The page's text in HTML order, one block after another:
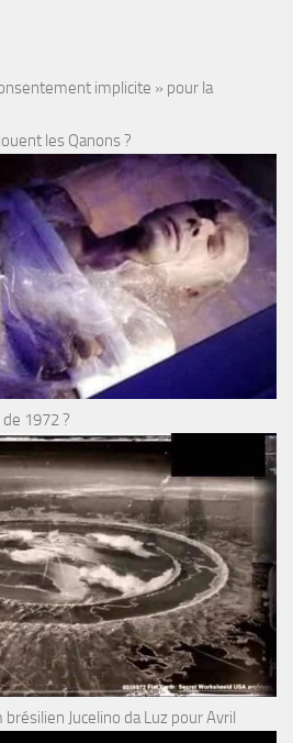
implicite » pour la
les Qanons ?
1972 ?
Jucelino da Luz pour Avril